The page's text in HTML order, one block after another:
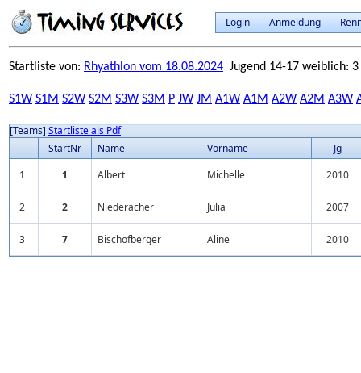
Login Anmeldung
Startliste von: Rhyathlon vom 18.08.2024 Jugend 14-17 weiblich: 3
S1W S1M S2W S2M S3W S3M P JW JM A1W A1M A2W A2M A3W
[Teams] Startliste als Pdf
StartNr
Name Vorname
Jg
1
1 Albert Michelle 2010
2 2 Niederacher Julia 2007
3 7 Bischofberger Aline 2010